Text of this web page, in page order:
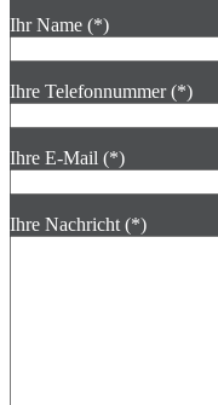
Ihr Name (*)
Ihre Telefonnummer (*)
Ihre E-Mail (*)
Ihre Nachricht (*)